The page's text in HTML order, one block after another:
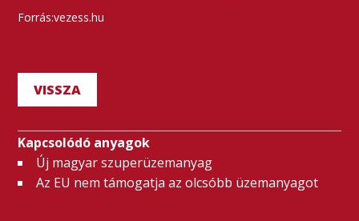
Forrás:vezess.hu
VISSZA
Kapcsolódó anyagok
Új magyar szuperüzemanyag
Az EU nem támogatja az olcsóbb üzemanyagot